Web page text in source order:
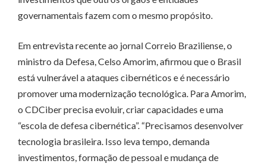
governamentais fazem com o mesmo propósito.
Em entrevista recente ao jornal Correio Braziliense, o
ministro da Defesa, Celso Amorim, afirmou que o Brasil
está vulnerável a ataques cibernéticos e é necessário
promover uma modernização tecnológica. Para Amorim,
o CDCiber precisa evoluir, criar capacidades e uma
“escola de defesa cibernética”. “Precisamos desenvolver
tecnologia brasileira. Isso leva tempo, demanda
investimentos, formação de pessoal e mudança de